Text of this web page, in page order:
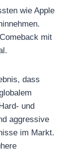
wie Apple
mit
dass
und
aggressive
im Markt.